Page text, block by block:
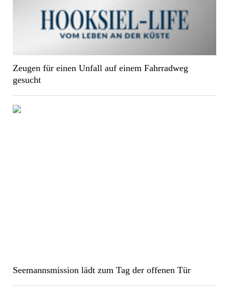
Zeugen für einen Unfall auf einem Fahrradweg
gesucht
Seemannsmission lädt zum Tag der offenen Tür